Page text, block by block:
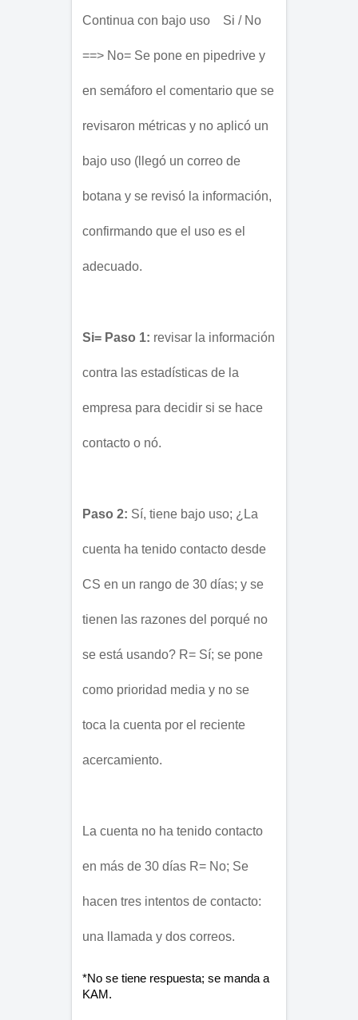
Continua con bajo uso    Si / No
==> No= Se pone en pipedrive y
en semáforo el comentario que se
revisaron métricas y no aplicó un
bajo uso (llegó un correo de
botana y se revisó la información,
confirmando que el uso es el
adecuado.
Si= Paso 1: revisar la información
contra las estadísticas de la
empresa para decidir si se hace
contacto o nó.
Paso 2: Sí, tiene bajo uso; ¿La
cuenta ha tenido contacto desde
CS en un rango de 30 días; y se
tienen las razones del porqué no
se está usando? R= Sí; se pone
como prioridad media y no se
toca la cuenta por el reciente
acercamiento.
La cuenta no ha tenido contacto
en más de 30 días R= No; Se
hacen tres intentos de contacto:
una llamada y dos correos.
*No se tiene respuesta; se manda a
KAM.